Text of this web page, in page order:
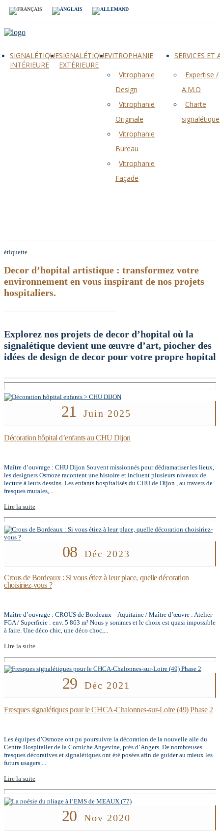
SIGNALÉTIQUE
INTÉRIEURE
SIGNALÉTIQUE
EXTÉRIEURE
VITROPHANIE
Vitrophanie
Design
Vitrophanie
Originale
Vitrophanie
Bureau
Vitrophanie
Façade
SERVICES ET
Expertise /
A.M.O
Charte
signalétique
étiquette
Decor d’hopital artistique : transformez votre
environnement en vous inspirant de nos projets
hospitaliers.
Explorez nos projets de decor d’hopital où la
signalétique devient une œuvre d’art, piocher des
idées de design de decor pour votre propre hopital
21 Juin 2025
Décoration hôpital d’enfants au CHU Dijon
Maître d’ouvrage : CHU Dijon Souvent missionnés pour dédramatiser les lieux,
les designers Osmoze racontent une histoire et incluent plusieurs niveaux de
lecture à leurs dessins. Les enfants hospitalisés du CHU de Dijon , au travers de
fresques murales,...
Lire la suite
08 Déc 2023
Crous de Bordeaux : Si vous étiez à leur place, quelle décoration
choisiriez-vous ?
Maître d’ouvrage : CROUS de Bordeaux – Aquitaine / Maître d’œuvre : Atelier
FGA / Superficie : env. 5 863 m² Nous y sommes et le choix est quasi impossible
à faire. Une déco chic, une déco choc,...
Lire la suite
29 Déc 2021
Fresques signalétiques pour le CHCA-Chalonnes-sur-Loire (49) Phase 2
Les équipes d’Osmoze ont pu poursuivre la décoration de la nouvelle aile du
Centre Hospitalier de la Corniche Angevine, près d’Angers. De nombreuses
fresques décoratives et signalétiques ont été posées afin de guider au mieux les
futurs usagers....
Lire la suite
20 Nov 2020